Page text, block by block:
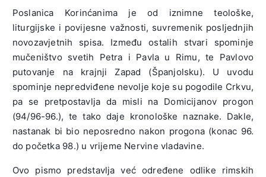
Poslanica Korinćanima je od iznimne teološke,
liturgijske i povijesne važnosti, suvremenik posljednjih
novozavjetnih spisa. Između ostalih stvari spominje
mučeništvo svetih Petra i Pavla u Rimu, te Pavlovo
putovanje na krajnji Zapad (Španjolsku). U uvodu
spominje nepredviđene nevolje koje su pogodile Crkvu,
pa se pretpostavlja da misli na Domicijanov progon
(94/96-96.), te tako daje kronološke naznake. Dakle,
nastanak bi bio neposredno nakon progona (konac 96.
do početka 98.) u vrijeme Nervine vladavine.
Ovo pismo predstavlja već određene odlike rimskih